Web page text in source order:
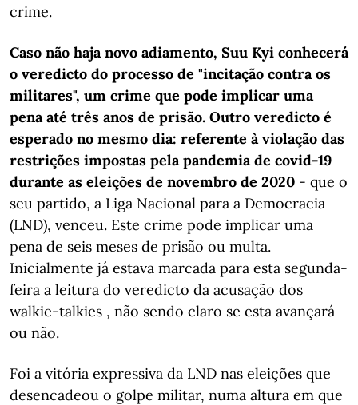
crime.
Caso não haja novo adiamento, Suu Kyi conhecerá
o veredicto do processo de "incitação contra os
militares", um crime que pode implicar uma
pena até três anos de prisão. Outro veredicto é
esperado no mesmo dia: referente à violação das
restrições impostas pela pandemia de covid-19
durante as eleições de novembro de 2020 - que o
seu partido, a Liga Nacional para a Democracia
(LND), venceu. Este crime pode implicar uma
pena de seis meses de prisão ou multa.
Inicialmente já estava marcada para esta segunda-
feira a leitura do veredicto da acusação dos
walkie-talkies , não sendo claro se esta avançará
ou não.
Foi a vitória expressiva da LND nas eleições que
desencadeou o golpe militar, numa altura em que